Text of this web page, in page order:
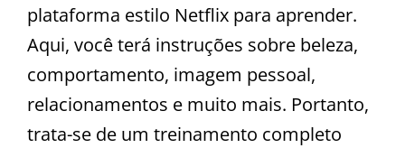
plataforma estilo Netflix para aprender.
Aqui, você terá instruções sobre beleza,
comportamento, imagem pessoal,
relacionamentos e muito mais. Portanto,
trata-se de um treinamento completo